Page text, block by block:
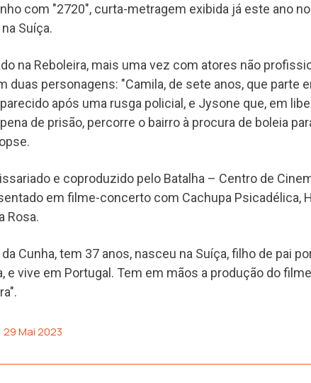
com "2720", curta-metragem exibida já este ano
na Suíça.
na Reboleira, mais uma vez com atores não
duas personagens: "Camila, de sete anos, que parte
após uma rusga policial, e Jysone que, em
de prisão, percorre o bairro à procura de boleia
e coproduzido pelo Batalha – Centro de
em filme-concerto com Cachupa Psicadélica,
Rosa.
da Cunha, tem 37 anos, nasceu na Suíça, filho de pai
e vive em Portugal. Tem em mãos a produção do
29 Mai 2023